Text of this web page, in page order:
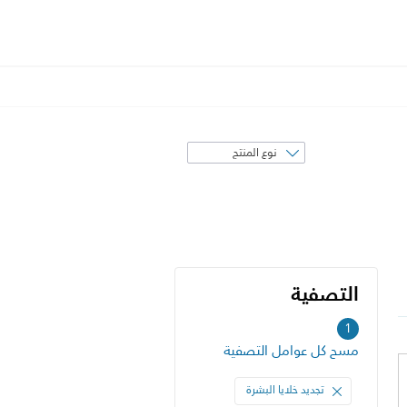
فرز
حسب
التصفية
1 التصفية
مسح كل عوامل التصفية
تجديد خلايا البشرة